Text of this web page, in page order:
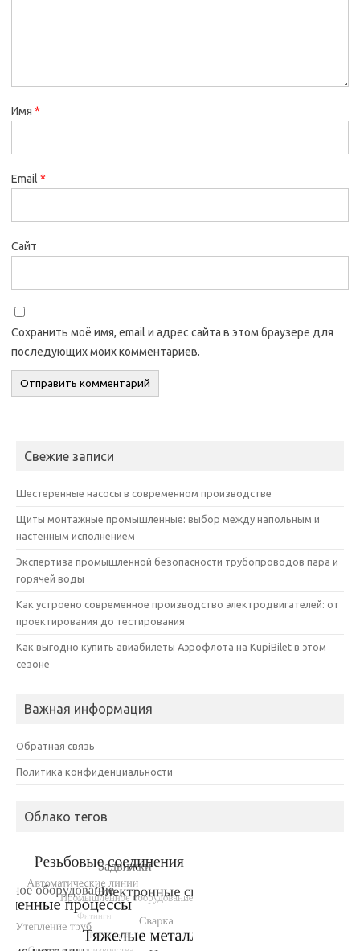
Имя *
Email *
Сайт
Сохранить моё имя, email и адрес сайта в этом браузере для
последующих моих комментариев.
Свежие записи
Шестеренные насосы в современном производстве
Щиты монтажные промышленные: выбор между напольным и
настенным исполнением
Экспертиза промышленной безопасности трубопроводов пара и
горячей воды
Как устроено современное производство электродвигателей: от
проектирования до тестирования
Как выгодно купить авиабилеты Аэрофлота на KupiBilet в этом
сезоне
Важная информация
Обратная связь
Политика конфиденциальности
Облако тегов